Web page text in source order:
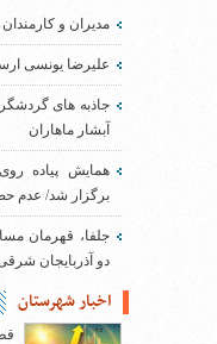
مدیران و
علیرضا یونسی
جاذبه های
آبشار ماهاران
همایش پیاده
برگزار شد/ عدم
جلفا، قهرمان
دو آذربایجان
اخبار شهرستان